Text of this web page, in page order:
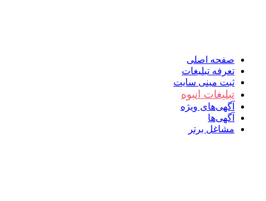
صفحه اصلی
تعرفه تبلیغات
ثبت مینی سایت
تبلیغات انبوه
آگهی‌های ویژه
آگهی‌ها
مشاغل برتر